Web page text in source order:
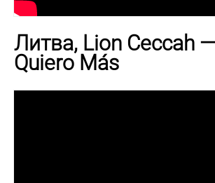
Литва, Lion Ceccah
Quiero Más